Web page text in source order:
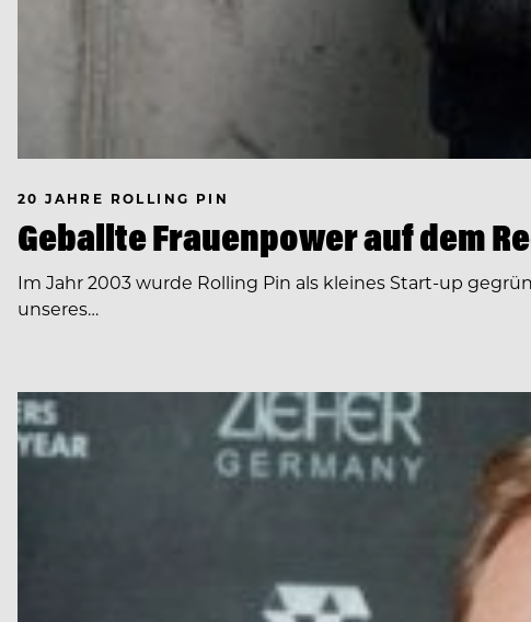
20 JAHRE ROLLING PIN
Geballte Frauenpower auf dem
Im Jahr 2003 wurde Rolling Pin als kleines Start-up
unseres…